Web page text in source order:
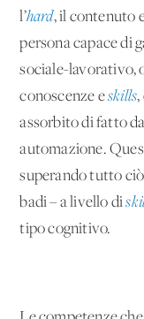
l’hard, il contenuto
persona capace di
sociale-lavorativo,
conoscenze eskills,
assorbito di fatto
automazione.
superando tutto
badi – a livello di
tipo cognitivo.